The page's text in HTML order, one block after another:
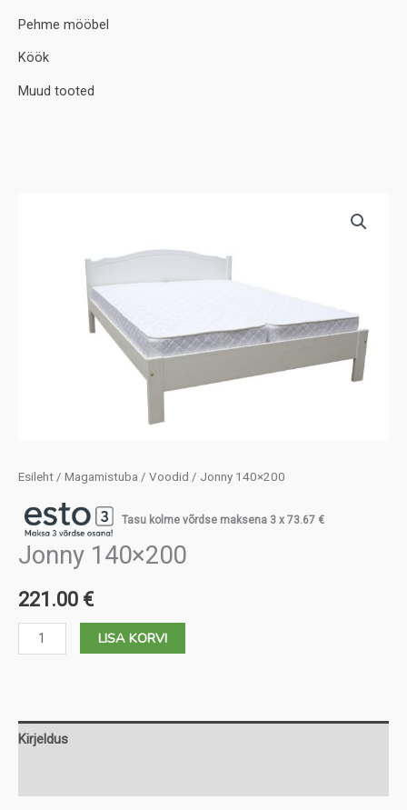
Pehme mööbel
Köök
Muud tooted
Esileht / Magamistuba / Voodid / Jonny 140×200
Tasu kolme võrdse maksena 3 x 73.67 €
Jonny 140×200
221.00 €
Jonny
140x200
LISA KORVI
Kirjeldus